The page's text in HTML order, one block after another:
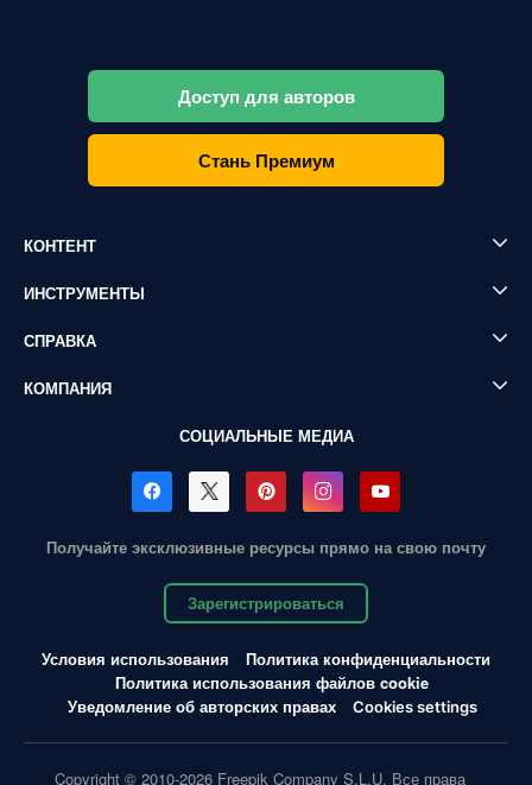
Доступ для авторов
Стань Премиум
КОНТЕНТ
ИНСТРУМЕНТЫ
СПРАВКА
КОМПАНИЯ
СОЦИАЛЬНЫЕ МЕДИА
Получайте эксклюзивные ресурсы прямо на свою почту
Зарегистрироваться
Условия использования
Политика конфиденциальности
Политика использования файлов cookie
Уведомление об авторских правах
Cookies settings
Copyright © 2010-2026 Freepik Company S.L.U. Все права